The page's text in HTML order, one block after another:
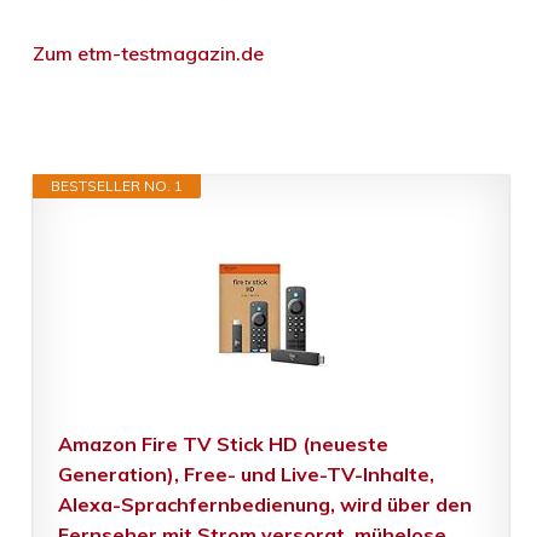
Zum etm-testmagazin.de
BESTSELLER NO. 1
Amazon Fire TV Stick HD (neueste
Generation), Free- und Live-TV-Inhalte,
Alexa-Sprachfernbedienung, wird über den